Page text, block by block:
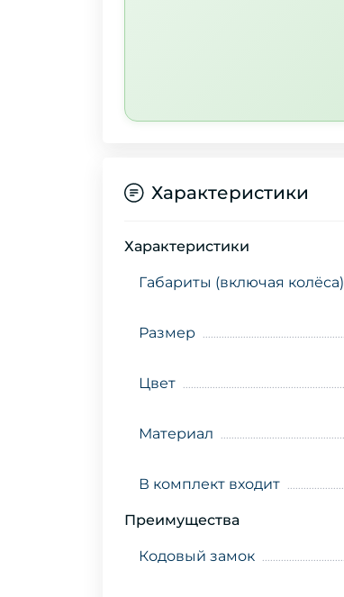
Характеристики
Характеристики
Габариты (включая колёса)
Размер
Цвет
Материал
В комплект входит
Преимущества
Кодовый замок